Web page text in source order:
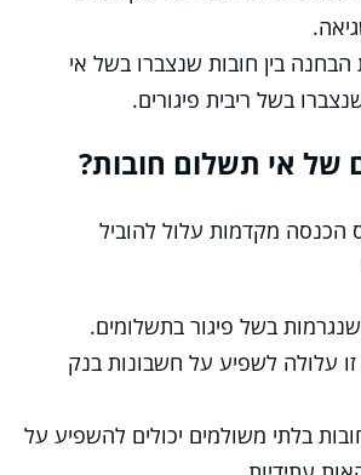
הבחנה בין חובות שנצברו בשל אי
בשל ריבית פיגורים.
של אי תשלום חובות?
הכנסה מקדמות עלול להוביל
בשל פיגור בתשלומים.
עלולה לשפיע על חשבונות בנק
בלתי משולמים יכולים להשפיע על